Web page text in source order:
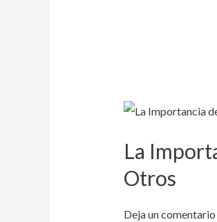
La
Otros
Deja un comentario
La
los
Accesorios
Fotográficos: